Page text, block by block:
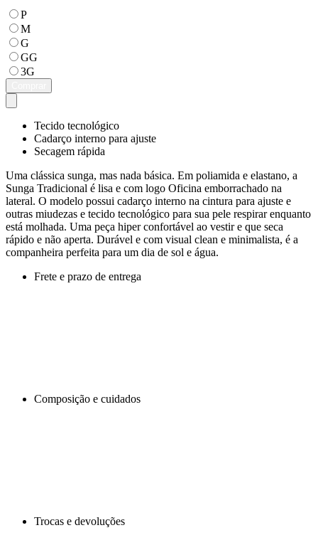
P
M
G
GG
3G
Tecido tecnológico
Cadarço interno para ajuste
Secagem rápida
Uma clássica sunga, mas nada básica. Em poliamida e elastano, a
Sunga Tradicional é lisa e com logo Oficina emborrachado na
lateral. O modelo possui cadarço interno na cintura para ajuste e
outras miudezas e tecido tecnológico para sua pele respirar enquanto
está molhada. Uma peça hiper confortável ao vestir e que seca
rápido e não aperta. Durável e com visual clean e minimalista, é a
companheira perfeita para um dia de sol e água.
Frete e prazo de entrega
Composição e cuidados
Trocas e devoluções